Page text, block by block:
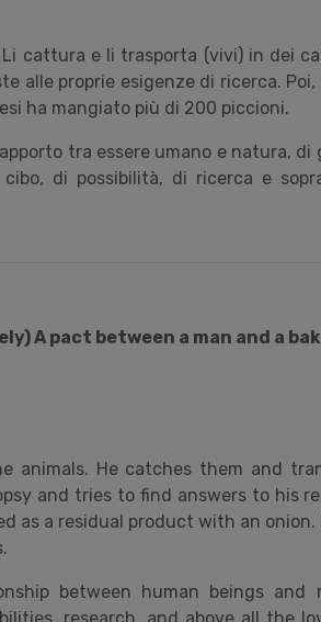
cattura e li trasporta (vivi) in dei
alle proprie esigenze di ricerca.
ha mangiato più di 200 piccioni.
tra essere umano e natura, di
di possibilità, di ricerca e
A pact between a man and a
animals. He catches them and
and tries to find answers to his
as a residual product with an onion.
between human beings and